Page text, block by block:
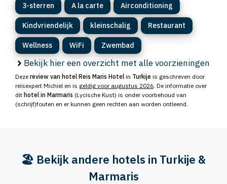
3-sterren A la carte Airconditioning
Kindvriendelijk kleinschalig Restaurant
Wellness WiFi Zwembad
Bekijk hier een overzicht met alle voorzieningen
Deze review van hotel Reis Maris Hotel in Turkije is geschreven door
reisexpert Michiel en is geldig voor augustus 2026 . De informatie over
dit hotel in Marmaris (Lycische Kust) is onder voorbehoud van
(schrijf)fouten en er kunnen geen rechten aan worden ontleend.
🏖️ Bekijk andere hotels in Turkije &
Marmaris